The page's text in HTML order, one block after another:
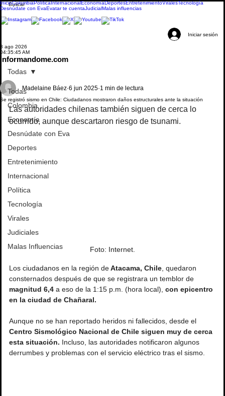
InicioColombiaPolíticaInternacionalEconomíaDeportesEntretenimientoViralesTecnología
Desnúdate con EvaEvatar te cuentaJudicialMalas influencias
Iniciar sesión
8 ago 2026
04:35:45 AM
informandome.com
Todas
Colombia
Economía
Desnúdate con Eva
Deportes
Entretenimiento
Internacional
Política
Tecnología
Virales
Judiciales
Malas Influencias
Todas
Se registró sismo en Chile: Ciudadanos mostraron daños estructurales ante la situación
Madelaine Báez 6 jun 2025 1 min de lectura
Las autoridades chilenas también siguen de cerca lo
ocurrido, aunque descartaron riesgo de tsunami.
Foto: Internet.
Los ciudadanos en la región de Atacama, Chile, quedaron
consternados después de que se registrara un temblor de
magnitud 6,4 a eso de la 1:15 p.m. (hora local), con epicentro
en la ciudad de Chañaral.
Aunque no se han reportado heridos ni fallecidos, desde el
Centro Sismológico Nacional de Chile siguen muy de cerca
esta situación. Incluso, las autoridades notificaron algunos
derrumbes y problemas con el servicio eléctrico tras el sismo.